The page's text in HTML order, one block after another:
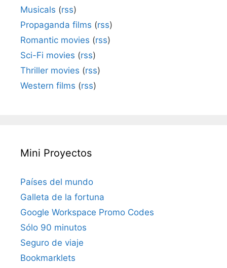
Musicals (rss)
Propaganda films (rss)
Romantic movies (rss)
Sci-Fi movies (rss)
Thriller movies (rss)
Western films (rss)
Mini Proyectos
Países del mundo
Galleta de la fortuna
Google Workspace Promo Codes
Sólo 90 minutos
Seguro de viaje
Bookmarklets